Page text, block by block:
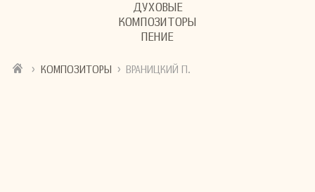
ДУХОВЫЕ
КОМПОЗИТОРЫ
ПЕНИЕ
› КОМПОЗИТОРЫ › ВРАНИЦКИЙ П.